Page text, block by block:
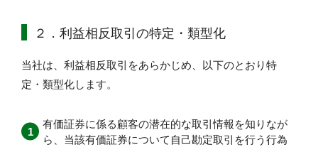
２．利益相反取引の特定・類型化
当社は、利益相反取引をあらかじめ、以下のとおり特
定・類型化します。
有価証券に係る顧客の潜在的な取引情報を知りなが
ら、当該有価証券について自己勘定取引を行う行為